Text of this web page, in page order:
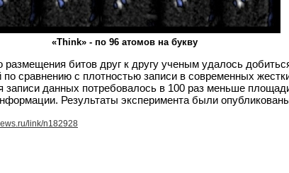
«Think» - по 96 атомов на букву
размещения битов друг к другу ученым удалось
сравнению с плотностью записи в современных
данных потребовалось в 100 раз меньше
Результаты эксперимента были
link/n182928